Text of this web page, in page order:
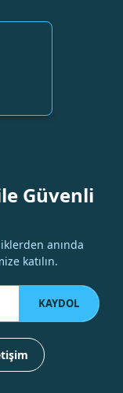
Güvenli
anında
katılın.
KAYDOL